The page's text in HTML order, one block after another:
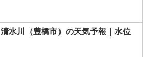
清水川（豊橋市）の天気予報｜水位